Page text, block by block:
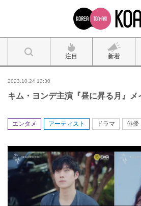
注目 新着
2023.10.24 12:30
キム・ヨンデ主演『昼に昇る月』メ
エンタメ アーティスト ドラマ 俳優